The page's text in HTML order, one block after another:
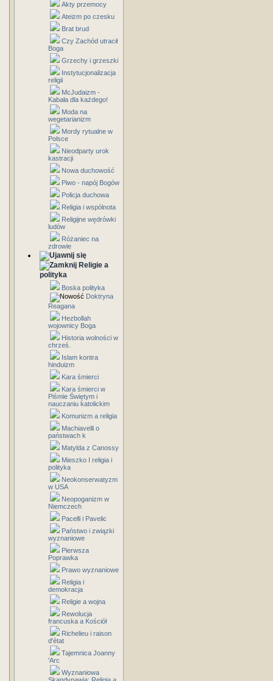
Akty przemocy
Ateizm po czesku
Brat brud
Czy Zachód utracił
Boga
Grzechy i grzeszki
Instytucjonalizacja
religii
McJudaizm -
Kabała dla każdego!
Moda na
wegetarianizm
Mordy rytualne w
Polsce
Nieodparty urok
kastracji
Nowa duchowość
Piwo - napój Bogów
Policja duchowa
Religia i wspólnota
Religijne wędrówki
ludów
Różaniec na
zdrowie
Religie a
polityka
Boska polityka
Doktryna
Reagana
Hezbollah
wojownicy Boga
Historia wolności w
chrześ.
Islam kontra
hinduizm
Kara śmierci
Kara śmierci w
Piśmie Świętym i
nauczaniu katolickim
Komunizm a religia
Machiavelli o
państwach k
Matylda z Canossy
Mieszko I religia i
polityka
Neokonserwatyzm
w USA
Neopoganizm w
Niemczech
Pacelli i Pavelic
Państwo i związki
wyznaniowe
Pierwsza
Poprawka
Prawo wyznaniowe
Religia i
demokracja
Religie a wojna
Rewolucja
francuska a Kościół
Richelieu i raison
d'état
Tajemnica Joanny
'Arc
Wyznaniowa